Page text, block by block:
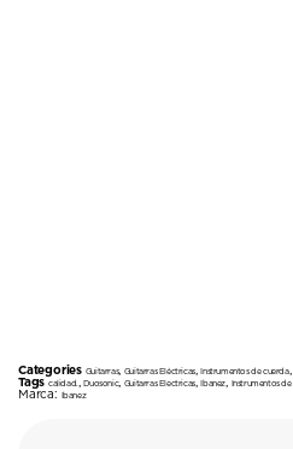
Categories Guitarras, Guitarras Eléctricas,Instrumentos de cuerda
Tags calidad. ,Duosonic, Guitarras Electricas,Ibanez Instrumentos de
Marca: Ibanez